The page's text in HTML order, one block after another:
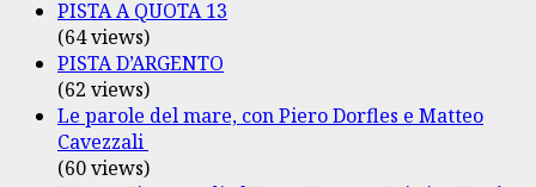
PISTA A QUOTA 13
(64 views)
PISTA D’ARGENTO
(62 views)
Le parole del mare, con Piero Dorfles e Matteo
Cavezzali
(60 views)